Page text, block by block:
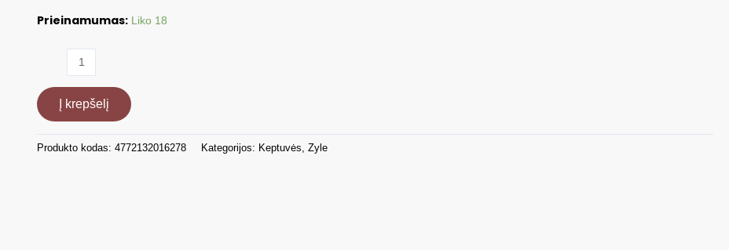
Prieinamumas: Liko 18
produkto
Indukcinė
keptuvė
Zyle
Ø26cm
Į krepšelį
Produkto kodas:4772132016278 Kategorijos: Keptuvės,Zyle